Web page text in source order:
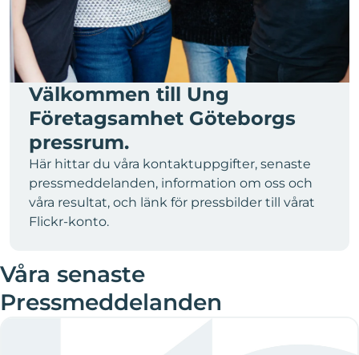
Välkommen till Ung
Företagsamhet Göteborgs
pressrum.
Här hittar du våra kontaktuppgifter, senaste
pressmeddelanden, information om oss och
våra resultat, och länk för pressbilder till vårat
Flickr-konto.
Våra senaste
Pressmeddelanden